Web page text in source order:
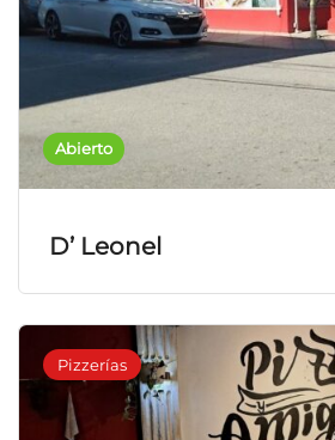
Abierto
D’ Leonel
Pizzerías